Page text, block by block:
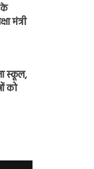
के
मंत्री
स्कूल,
को